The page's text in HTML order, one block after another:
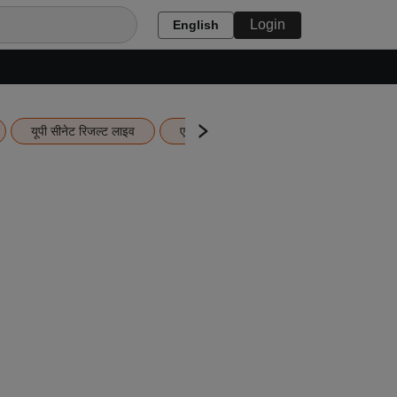
English Login
यूपी सीनेट रिजल्ट लाइव एचबीएसई 12वीं का रिजल्ट लाइव